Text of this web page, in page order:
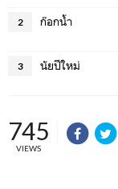
2 ก๊อกน้ำ
3 นัยปีใหม่
745
VIEWS